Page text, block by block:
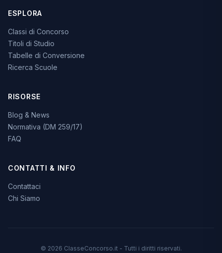
ESPLORA
Classi di Concorso
Titoli di Studio
Tabelle di Conversione
Ricerca Scuole
RISORSE
Blog & News
Normativa (DM 259/17)
FAQ
CONTATTI & INFO
Contattaci
Chi Siamo
© 2026 ClasseConcorso.it - Tutti i diritti riservati.